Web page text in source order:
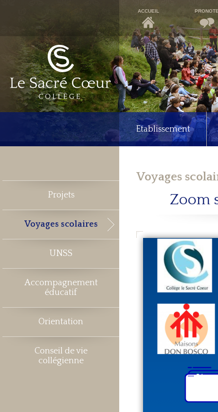
ACCUEIL
Etablissement
Projets
Voyages scolaires
UNSS
Accompagnement
éducatif
Orientation
Conseil de vie
collégienne
Voyages
Zoom